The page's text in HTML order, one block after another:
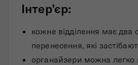
Інтер’єр:
кожне відділення має два
перенесення, які
органайзери можна легко